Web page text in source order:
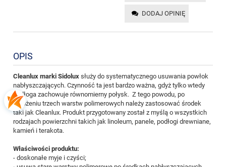
DODAJ OPINIĘ
OPIS
Cleanlux marki Sidolux służy do systematycznego usuwania powłok
nabłyszczających. Czynność ta jest bardzo ważna, gdyż tylko wtedy
podłoga zachowuje równomierny połysk. Z tego powodu, po
nałożeniu trzech warstw polimerowych należy zastosować środek
taki jak Cleanlux. Produkt przygotowany został z myślą o wszystkich
rodzajach powierzchni takich jak linoleum, panele, podłogi drewniane,
kamień i terakota.
Właściwości produktu:
- doskonałe myje i czyści;